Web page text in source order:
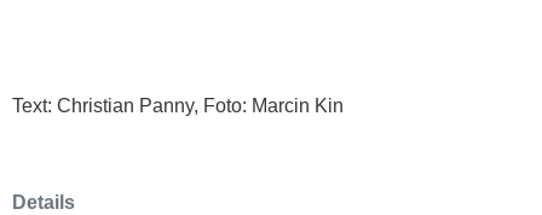
Text: Christian Panny, Foto: Marcin Kin
Details